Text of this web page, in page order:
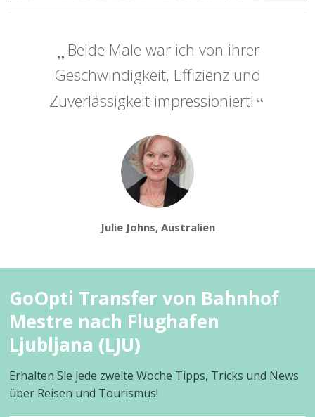
Beide Male war ich von ihrer
Geschwindigkeit, Effizienz und
Zuverlässigkeit impressioniert!
Julie Johns, Australien
GoOpti Transfer von Bahnhof
Mestre nach Flughafen
Ljubljana (LJU)
Erhalten Sie jede zweite Woche Tipps, Tricks und News
über Reisen und Tourismus!